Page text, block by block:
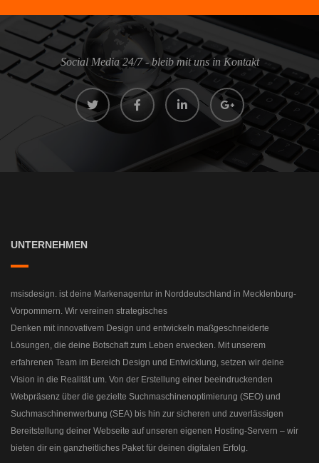
Social Media 24/7 - bleib mit uns in Kontakt
UNTERNEHMEN
msisdesign. ist deine Markenagentur in Norddeutschland in Mecklenburg-
Vorpommern. Wir vereinen strategisches
Denken mit innovativem Design und entwickeln maßgeschneiderte
Lösungen, die deine Botschaft zum Leben erwecken. Mit unserem
erfahrenen Team im Bereich Design und Entwicklung, setzen wir deine
Vision in die Realität um. Von der Erstellung einer beeindruckenden
Webpräsenz über die gezielte Suchmaschinenoptimierung (SEO) und
Suchmaschinenwerbung (SEA) bis hin zur sicheren und zuverlässigen
Bereitstellung deiner Webseite auf unseren eigenen Hosting-Servern – wir
bieten dir ein ganzheitliches Paket für deinen digitalen Erfolg.